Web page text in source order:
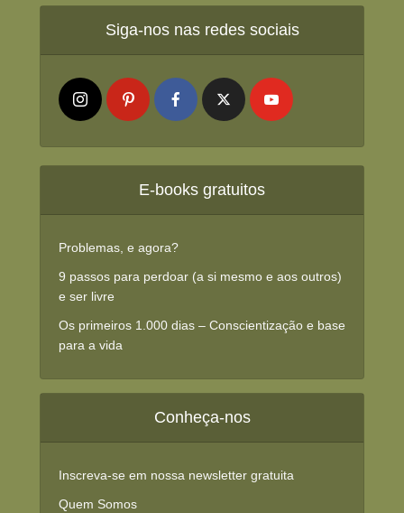
Siga-nos nas redes sociais
E-books gratuitos
Problemas, e agora?
9 passos para perdoar (a si mesmo e aos outros)
e ser livre
Os primeiros 1.000 dias – Conscientização e base
para a vida
Conheça-nos
Inscreva-se em nossa newsletter gratuita
Quem Somos